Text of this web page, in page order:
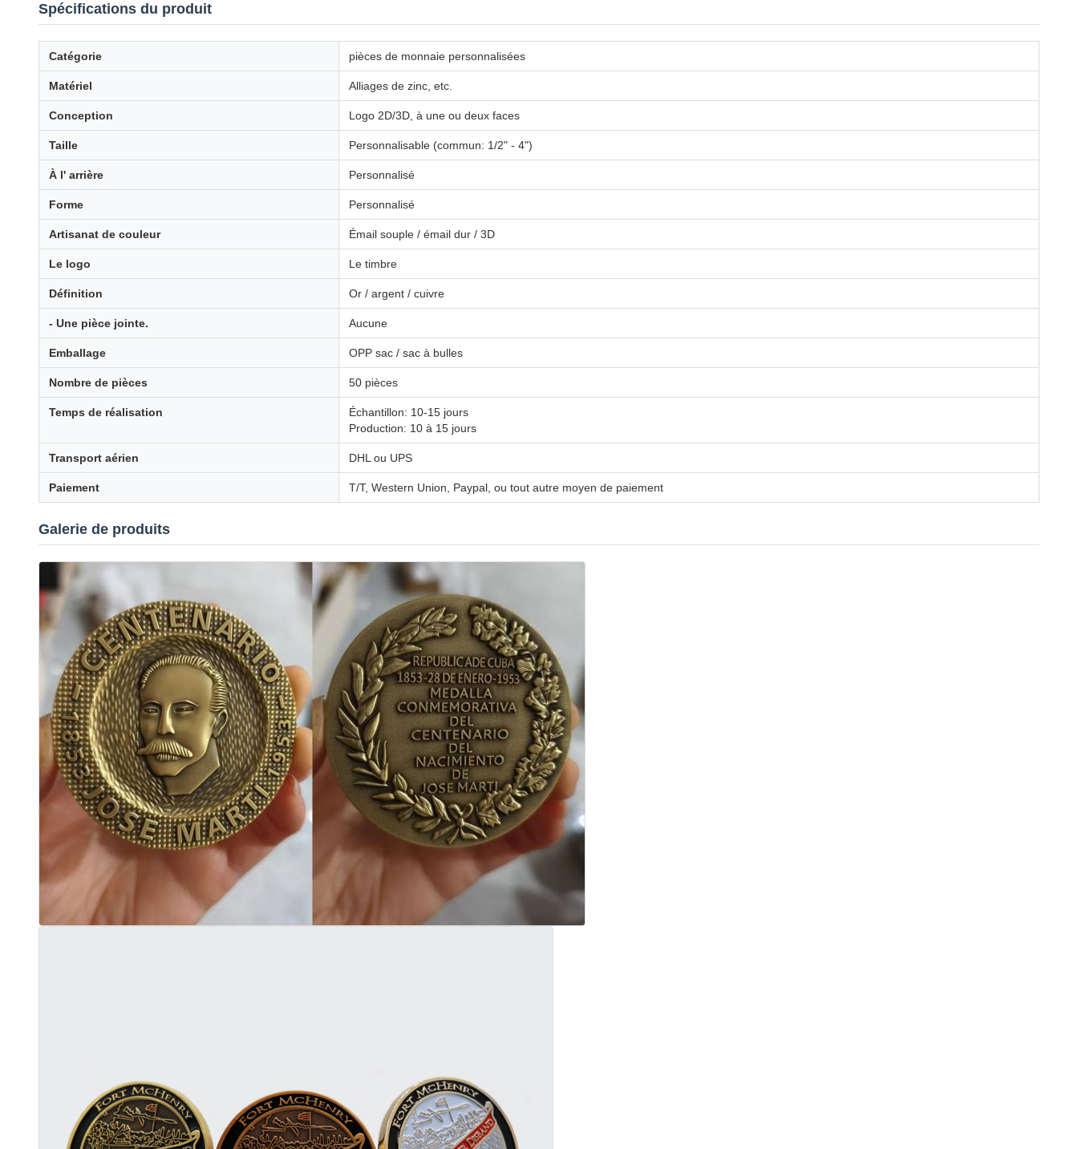
Spécifications du produit
Catégorie pièces de monnaie personnalisées
Matériel Alliages de zinc, etc.
Conception Logo 2D/3D, à une ou deux faces
Taille Personnalisable (commun: 1/2" - 4")
À l' arrière Personnalisé
Forme Personnalisé
Artisanat de couleur Émail souple / émail dur / 3D
Le logo Le timbre
Définition Or / argent / cuivre
- Une pièce jointe. Aucune
Emballage OPP sac / sac à bulles
Nombre de pièces 50 pièces
Temps de réalisation
Échantillon: 10-15 jours
Production: 10 à 15 jours
Transport aérien DHL ou UPS
Paiement T/T, Western Union, Paypal, ou tout autre moyen de paiement
Galerie de produits